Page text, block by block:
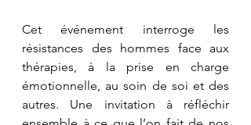
Cet événement interroge les
résistances des hommes face aux
thérapies, à la prise en charge
émotionnelle, au soin de soi et des
autres. Une invitation à réfléchir